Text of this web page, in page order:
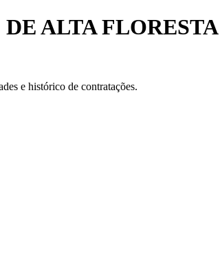
ALTA FLORESTA
e histórico de contratações.